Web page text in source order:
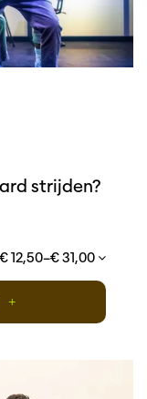
strijden?
€ 12,50–€ 31,00
+